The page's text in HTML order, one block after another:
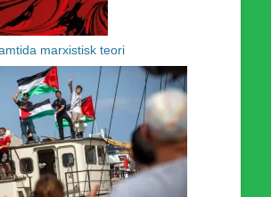
marxistisk teori